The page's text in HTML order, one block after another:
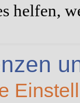
helfen,